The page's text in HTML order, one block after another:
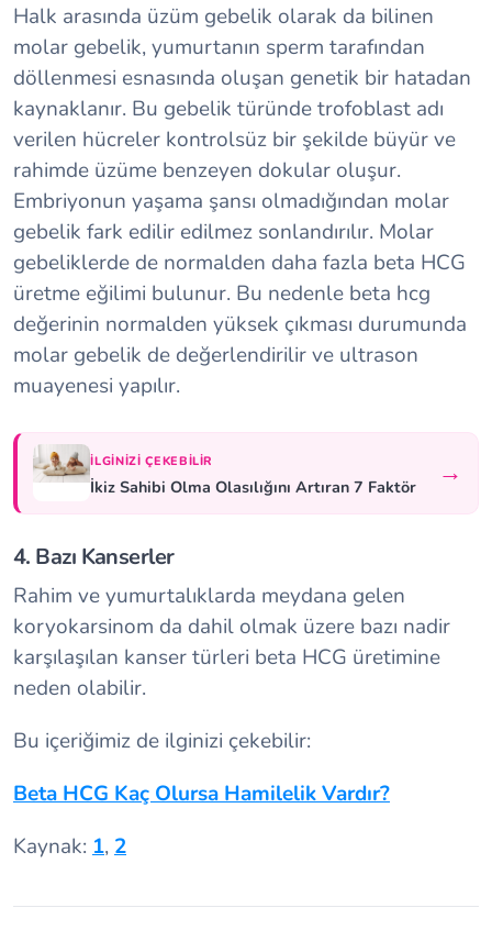
Halk arasında üzüm gebelik olarak da bilinen
molar gebelik, yumurtanın sperm tarafından
döllenmesi esnasında oluşan genetik bir hatadan
kaynaklanır. Bu gebelik türünde trofoblast adı
verilen hücreler kontrolsüz bir şekilde büyür ve
rahimde üzüme benzeyen dokular oluşur.
Embriyonun yaşama şansı olmadığından molar
gebelik fark edilir edilmez sonlandırılır. Molar
gebeliklerde de normalden daha fazla beta HCG
üretme eğilimi bulunur. Bu nedenle beta hcg
değerinin normalden yüksek çıkması durumunda
molar gebelik de değerlendirilir ve ultrason
muayenesi yapılır.
İLGINIZI ÇEKEBILIR
İkiz Sahibi Olma Olasılığını Artıran 7 Faktör →
4. Bazı Kanserler
Rahim ve yumurtalıklarda meydana gelen
koryokarsinom da dahil olmak üzere bazı nadir
karşılaşılan kanser türleri beta HCG üretimine
neden olabilir.
Bu içeriğimiz de ilginizi çekebilir:
Beta HCG Kaç Olursa Hamilelik Vardır?
Kaynak: 1, 2